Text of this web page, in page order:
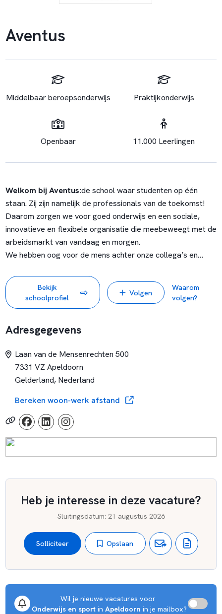
Aventus
Middelbaar beroepsonderwijs Praktijkonderwijs
Openbaar 11.000 Leerlingen
Welkom bij Aventus:de school waar studenten op één
staan. Zij zijn namelijk de professionals van de toekomst!
Daarom zorgen we voor goed onderwijs en een sociale,
innovatieve en flexibele organisatie die meebeweegt met de
arbeidsmarkt van vandaag en morgen.
We hebben oog voor de mens achter onze collega’s en
stempel op ons onderwijs te zetten. We creëren een veilige
thuisbasis waarin je jezelf optimaal kunt ontwikkelen. Van
werk-privébalans tot professionalisering: we zijn er voor je.
van onze studenten én jezelf? Bekijk onze vacatures!
Bekijk
schoolprofiel
Volgen
Waarom
volgen?
Adresgegevens
Laan van de Mensenrechten 500
7331 VZ Apeldoorn
Gelderland, Nederland
Bereken woon-werk afstand
Heb je interesse in deze vacature?
Sluitingsdatum: 21 augustus 2026
Solliciteer Opslaan
Wil je nieuwe vacatures voor
Onderwijs en sport in Apeldoorn in je mailbox?